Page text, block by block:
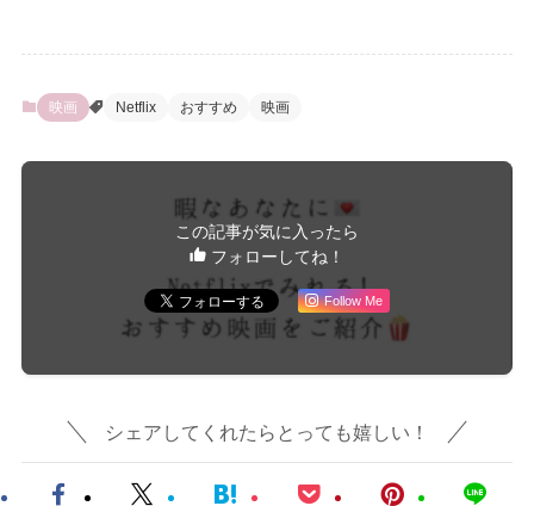
映画 Netflix おすすめ 映画
この記事が気に入ったら
フォローしてね！
Follow Me
シェアしてくれたらとっても嬉しい！